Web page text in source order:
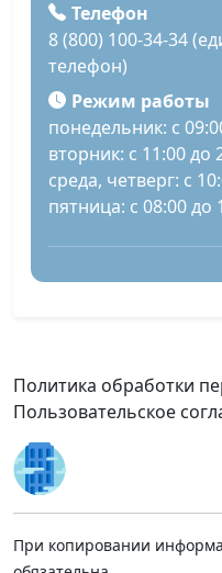
Телефон
8 (800) 100-34-34
телефон)
Режим работы
понедельник: с
вторник: с 11:00 до
среда, четверг: с
пятница: с 08:00 до
Политика обработки
Пользовательское
При копировании